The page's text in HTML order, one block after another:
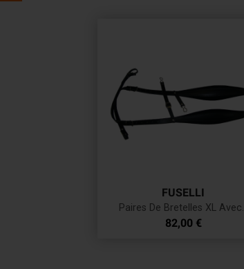
FUSELLI
Paires De Bretelles XL
Prix
82,00 €